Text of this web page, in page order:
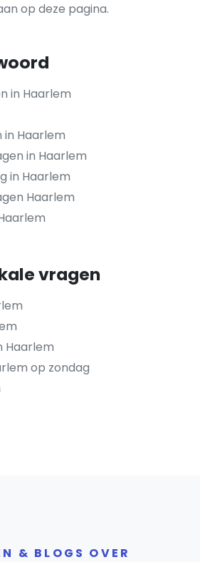
op deze pagina.
in Haarlem
Haarlem
in Haarlem
in Haarlem
Haarlem
vragen
Haarlem
op zondag
& BLOGS OVER